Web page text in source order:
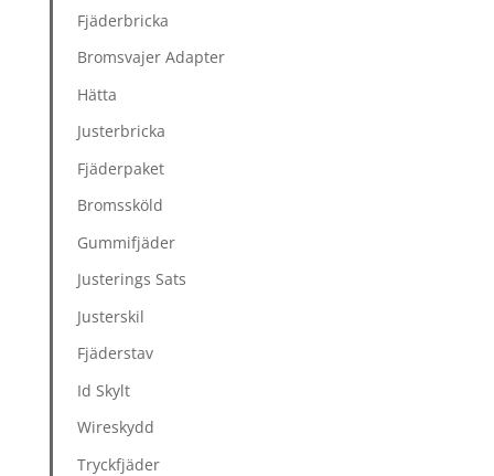
Fjäderbricka
Bromsvajer Adapter
Hätta
Justerbricka
Fjäderpaket
Bromssköld
Gummifjäder
Justerings Sats
Justerskil
Fjäderstav
Id Skylt
Wireskydd
Tryckfjäder